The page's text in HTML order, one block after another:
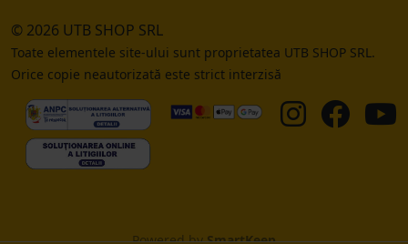
© 2026 UTB SHOP SRL
Toate elementele site-ului sunt proprietatea UTB SHOP SRL.
Orice copie neautorizată este strict interzisă
Powered bySmartKeep